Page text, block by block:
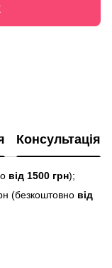
Консультація
від 1500 грн);
(безкоштовно від